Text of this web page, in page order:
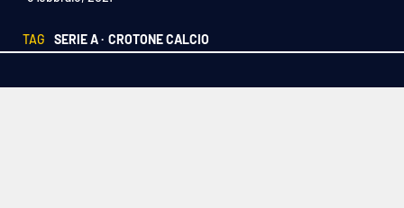
Meteo
Editoriali
TAG SERIE A · CROTONE CALCIO